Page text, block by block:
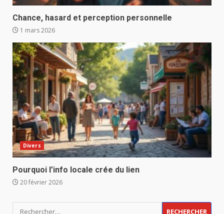
Chance, hasard et perception personnelle
1 mars 2026
Divers
Pourquoi l’info locale crée du lien
20 février 2026
Rechercher :